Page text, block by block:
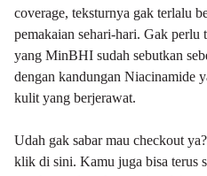
coverage, teksturnya gak terlalu
pemakaian sehari-hari. Gak perlu
yang MinBHI sudah sebutkan
dengan kandungan Niacinamide
kulit yang berjerawat.
Udah gak sabar mau checkout
klik di sini. Kamu juga bisa terus